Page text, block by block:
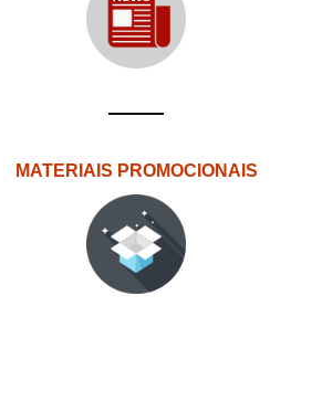
MATERIAIS PROMOCIONAIS